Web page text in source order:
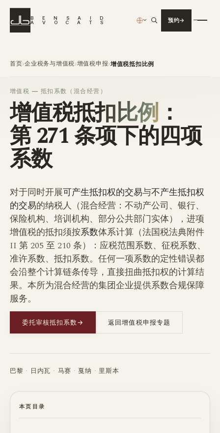
B E N S A I
D
A
V O C A T S › 预约
首页›企业税务与增值税›增值税申报›增值税抵扣比例
增值税 — 抵扣系数（混合经营）
增值税抵扣比例 ：
第 271 条项下的四项
系数
对于同时开展可产生抵扣权的交易与不产生抵扣权
的交易的纳税人（混合经营：不动产公司、银行、
保险机构、培训机构、部分公共部门实体），进项
增值税的抵扣须按系数体系计算（法国税法典附件
II 第 205 至 210 条）：应税范围系数、征税系数、
准许系数、抵扣系数。任何一项系数的定性错误都
会沿整个计算链条传导，直接扭曲抵扣权的计算结
果。本所为混合经营的集团企业提供系数合规保障
服务。
委托审核抵扣系数→ 返回增值税申报专题
巴黎 · 日内瓦 · 马赛 · 戛纳 · 里斯本
本页目录